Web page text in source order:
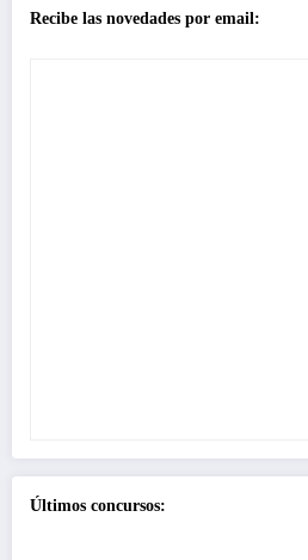
Recibe las novedades por email:
Últimos concursos: